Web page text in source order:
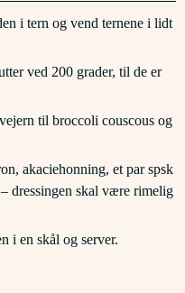
i tern og vend ternene i lidt
ved 200 grader, til de er
til broccoli couscous og
akaciehonning, et par spsk
dressingen skal være rimelig
i en skål og server.